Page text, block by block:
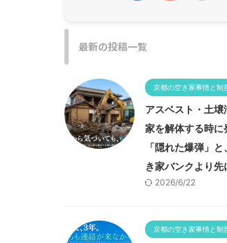
最新の投稿一覧
京都の空き家事情と制
アスベスト・土
家を解体する時に
「隠れた爆弾」
き家バンクより先
2026/6/22
京都の空き家事情と制